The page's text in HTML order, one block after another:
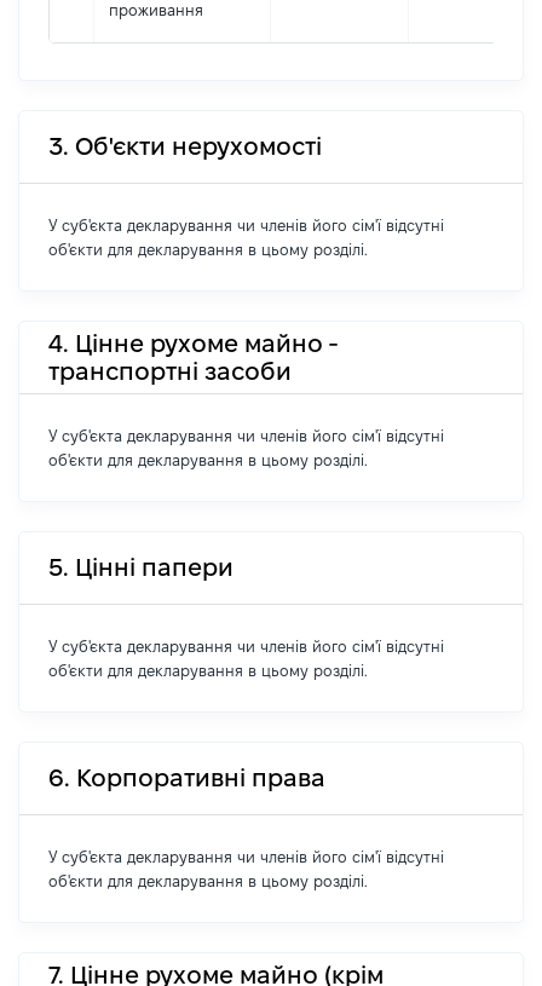
проживання
3. Об'єкти нерухомості
У суб'єкта декларування чи членів його сім'ї відсутні
об'єкти для декларування в цьому розділі.
4. Цінне рухоме майно -
транспортні засоби
У суб'єкта декларування чи членів його сім'ї відсутні
об'єкти для декларування в цьому розділі.
5. Цінні папери
У суб'єкта декларування чи членів його сім'ї відсутні
об'єкти для декларування в цьому розділі.
6. Корпоративні права
У суб'єкта декларування чи членів його сім'ї відсутні
об'єкти для декларування в цьому розділі.
7. Цінне рухоме майно (крім